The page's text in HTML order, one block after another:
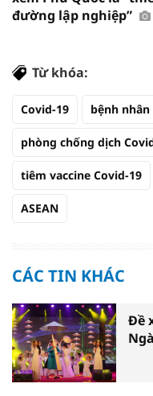
đường lập nghiệp”
Từ khóa:
Covid-19 bệnh nhân
phòng chống dịch
tiêm vaccine Covid-19
ASEAN
CÁC TIN KHÁC
Đề